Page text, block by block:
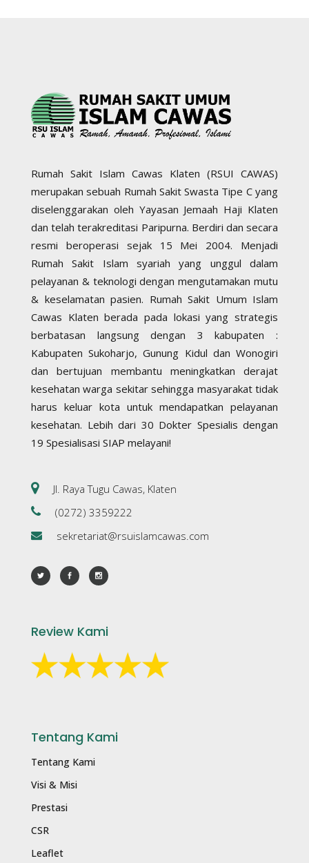
Rumah Sakit Islam Cawas Klaten (RSUI CAWAS)
merupakan sebuah Rumah Sakit Swasta Tipe C yang
diselenggarakan oleh Yayasan Jemaah Haji Klaten
dan telah terakreditasi Paripurna. Berdiri dan secara
resmi beroperasi sejak 15 Mei 2004. Menjadi
Rumah Sakit Islam syariah yang unggul dalam
pelayanan & teknologi dengan mengutamakan mutu
& keselamatan pasien. Rumah Sakit Umum Islam
Cawas Klaten berada pada lokasi yang strategis
berbatasan langsung dengan 3 kabupaten :
Kabupaten Sukoharjo, Gunung Kidul dan Wonogiri
dan bertujuan membantu meningkatkan derajat
kesehatan warga sekitar sehingga masyarakat tidak
harus keluar kota untuk mendapatkan pelayanan
kesehatan. Lebih dari 30 Dokter Spesialis dengan
19 Spesialisasi SIAP melayani!
Jl. Raya Tugu Cawas, Klaten
(0272) 3359222
sekretariat@rsuislamcawas.com
Review Kami
Tentang Kami
Tentang Kami
Visi & Misi
Prestasi
CSR
Leaflet